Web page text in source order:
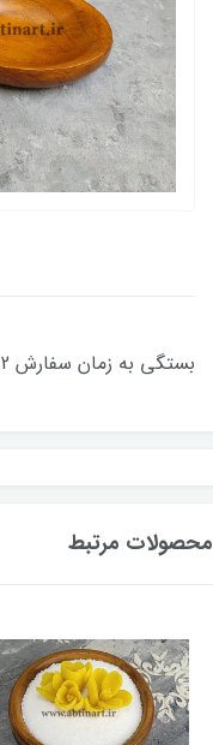
بستگی به زمان سفارش 2 تا 5 روز کاری زمان آماده سازی دارد
محصولات مرتبط